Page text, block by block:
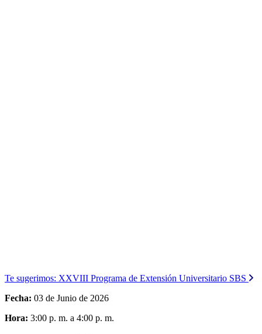
Te sugerimos: XXVIII Programa de Extensión Universitario SBS
Fecha: 03 de Junio de 2026
Hora: 3:00 p. m. a 4:00 p. m.